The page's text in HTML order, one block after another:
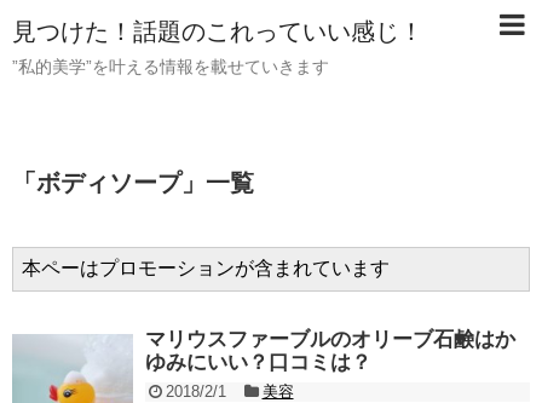
見つけた！話題のこれっていい感じ！
”私的美学”を叶える情報を載せていきます
「 ボディソープ」 一覧
本ペーはプロモーションが含まれています
マリウスファーブルのオリーブ石鹸はか
ゆみにいい？口コミは？
2018/2/1
美容